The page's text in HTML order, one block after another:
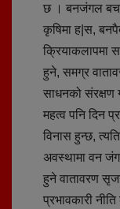
छ । बनजंगल
कृषिमा ह|स,
क्रियाकलापमा
हुने, समग्र
साधनको संरक्षण
महत्व पनि दिन
विनास हुन्छ,
अवस्थामा वन
हुने वातावरण
प्रभावकारी